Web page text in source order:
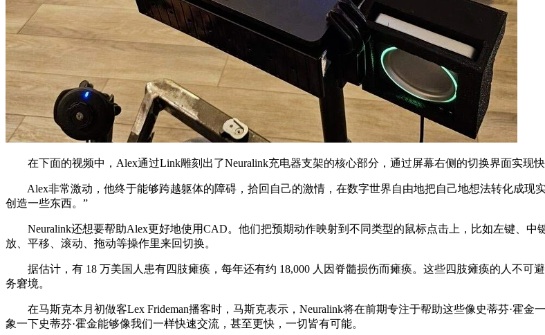
在下面的视频中，Alex通过Link雕刻出了Neuralink充电器支架的核心部分，通过屏幕右侧的切换界面实现快
Alex非常激动，他终于能够跨越躯体的障碍，拾回自己的激情，在数字世界自由地把自己地想法转化成现
创造一些东西。”
Neuralink还想要帮助Alex更好地使用CAD。他们把预期动作映射到不同类型的鼠标点击上，比如左键、中
放、平移、滚动、拖动等操作里来回切换。
据估计，有 18 万美国人患有四肢瘫痪，每年还有约 18,000 人因脊髓损伤而瘫痪。这些四肢瘫痪的人不可
务窘境。
在马斯克本月初做客Lex Frideman播客时，马斯克表示，Neuralink将在前期专注于帮助这些像史蒂芬·霍金
象一下史蒂芬·霍金能够像我们一样快速交流，甚至更快，一切皆有可能。